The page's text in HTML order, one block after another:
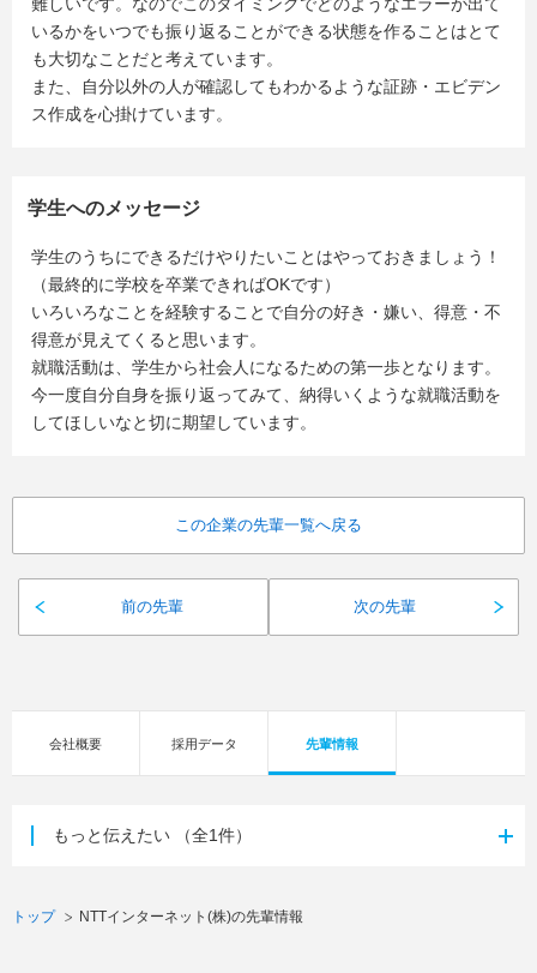
いるかをいつでも振り返ることができる状態を作ることはとて
も大切なことだと考えています。
また、自分以外の人が確認してもわかるような証跡・エビデン
ス作成を心掛けています。
学生へのメッセージ
学生のうちにできるだけやりたいことはやっておきましょう！
（最終的に学校を卒業できればOKです）
いろいろなことを経験することで自分の好き・嫌い、得意・不
得意が見えてくると思います。
就職活動は、学生から社会人になるための第一歩となります。
今一度自分自身を振り返ってみて、納得いくような就職活動を
してほしいなと切に期望しています。
前の先輩
この企業の先輩一覧へ戻る
次の先輩
会社概要 採用データ 先輩情報
もっと伝えたい （全1件）
トップ NTTインターネット(株)の先輩情報